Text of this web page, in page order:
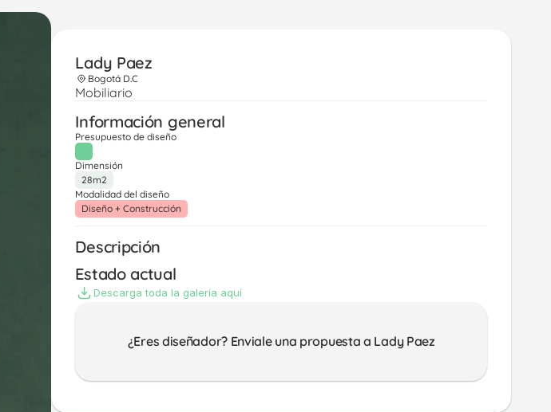
Lady Paez
Bogotá D.C
Mobiliario
Información general
Presupuesto de diseño
Dimensión
28m2
Modalidad del diseño
Diseño + Construcción
Descripción
Estado actual
Descarga toda la galería aquí
¿Eres diseñador? Enviale una propuesta a Lady Paez